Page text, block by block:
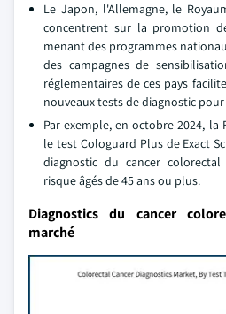
Le Japon, l'Allemagne, le
concentrent sur la promotion
menant des programmes
des campagnes de
réglementaires de ces pays
nouveaux tests de diagnostic
Par exemple, en octobre 2024, la
le test Cologuard Plus de Exact
diagnostic du cancer
risque âgés de 45 ans ou plus.
Diagnostics du cancer
marché